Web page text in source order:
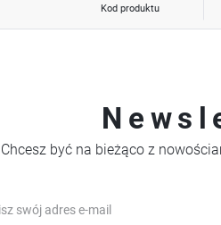
Kod produktu
Chcesz być na bieżąco z